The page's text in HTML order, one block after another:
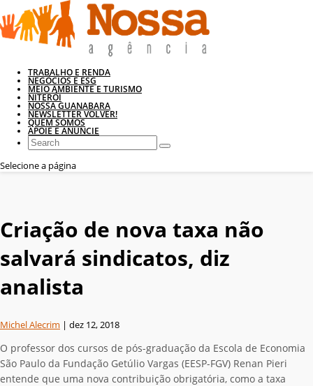
TRABALHO E RENDA
NEGÓCIOS E ESG
MEIO AMBIENTE E TURISMO
NITERÓI
NOSSA GUANABARA
NEWSLETTER VOLVER!
QUEM SOMOS
APOIE E ANUNCIE
Selecione a página
Criação de nova taxa não
salvará sindicatos, diz
analista
Michel Alecrim | dez 12, 2018
O professor dos cursos de pós-graduação da Escola de Economia
São Paulo da Fundação Getúlio Vargas (EESP-FGV) Renan Pieri
entende que uma nova contribuição obrigatória, como a taxa